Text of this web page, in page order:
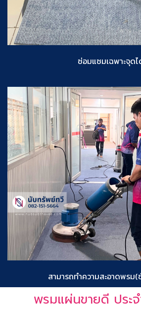
ซ่อมแซมเฉพาะจุด
สามารถทำความสะอาดพรม
พรมแผ่นขายดี ประ